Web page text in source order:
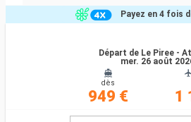
Départ de Le Piree -
mer. 26 août
dès
949 € 1
Payez en 4 fois